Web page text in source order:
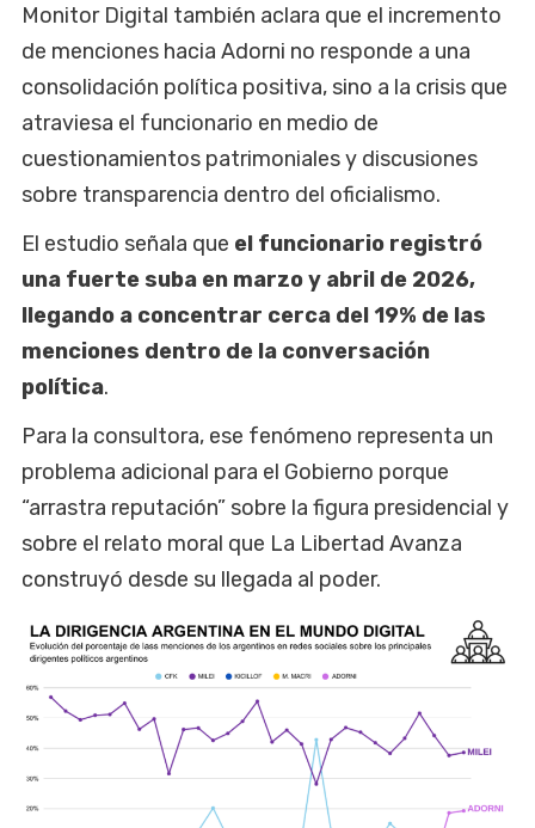
Monitor Digital también aclara que el incremento
de menciones hacia Adorni no responde a una
consolidación política positiva, sino a la crisis que
atraviesa el funcionario en medio de
cuestionamientos patrimoniales y discusiones
sobre transparencia dentro del oficialismo.
El estudio señala que el funcionario registró
una fuerte suba en marzo y abril de 2026,
llegando a concentrar cerca del 19% de las
menciones dentro de la conversación
política.
Para la consultora, ese fenómeno representa un
problema adicional para el Gobierno porque
“arrastra reputación” sobre la figura presidencial y
sobre el relato moral que La Libertad Avanza
construyó desde su llegada al poder.